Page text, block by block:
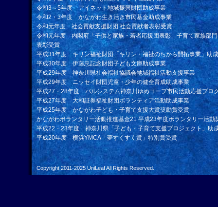
令和3～5年度 アイネット地域振興財団助成事業
令和2・3年度 かながわ生き活き市民基金助成事業
令和元年度 社会貢献支援財団 社会貢献者表彰受賞
令和元年度 内閣府「子供と家族・若者応援団表彰」子育て家族部
表彰受賞
平成31年度 キリン福祉財団「キリン・福祉のちから開拓事業」助
平成30年度 伊藤忠記念財団子ども文庫助成事業
平成29年度 神奈川県社会福祉協議会地域福祉活動支援事業
平成29年度 ニッセイ財団児童・少年の健全育成助成事業
平成27・28年度 パルシステム神奈川ゆめコープ市民活動応援プロ
平成27年度 大和証券福祉財団ボランティア活動助成事業
平成25年度 かながわ子ども・子育て支援大賞奨励賞受賞
かながわボランタリー活動推進基金21 平成23年度ボランタリー活動
平成22・23年度 神奈川県「子ども・子育て支援プロジェクト」助
平成20年度 横浜YMCA「夢すくすく賞」特別賞受賞
Copyright 2011-2025 UniLeafAll Rights Reserved.